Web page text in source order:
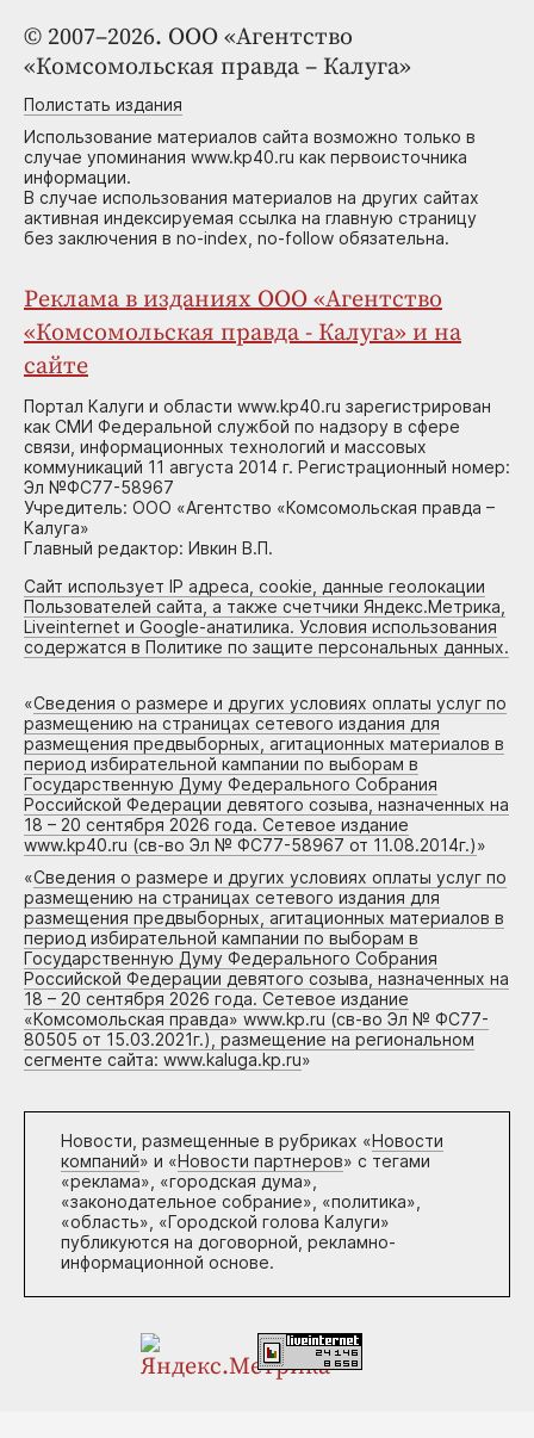
© 2007–2026. ООО «Агентство
«Комсомольская правда – Калуга»
Полистать издания
Использование материалов сайта возможно только в
случае упоминания www.kp40.ru как первоисточника
информации.
В случае использования материалов на других сайтах
активная индексируемая ссылка на главную страницу
без заключения в no-index, no-follow обязательна.
Реклама в изданиях ООО «Агентство
«Комсомольская правда - Калуга» и на
сайте
Портал Калуги и области www.kp40.ru зарегистрирован
как СМИ Федеральной службой по надзору в сфере
связи, информационных технологий и массовых
коммуникаций 11 августа 2014 г. Регистрационный номер:
Эл №ФС77-58967
Учредитель: ООО «Агентство «Комсомольская правда –
Калуга»
Главный редактор: Ивкин В.П.
Сайт использует IP адреса, cookie, данные геолокации
Пользователей сайта, а также счетчики Яндекс.Метрика,
Liveinternet и Google-анатилика. Условия использования
содержатся в Политике по защите персональных данных.
«Сведения о размере и других условиях оплаты услуг по
размещению на страницах сетевого издания для
размещения предвыборных, агитационных материалов в
период избирательной кампании по выборам в
Государственную Думу Федерального Собрания
Российской Федерации девятого созыва, назначенных на
18 – 20 сентября 2026 года. Сетевое издание
www.kp40.ru (св-во Эл № ФС77-58967 от 11.08.2014г.)»
«Сведения о размере и других условиях оплаты услуг по
размещению на страницах сетевого издания для
размещения предвыборных, агитационных материалов в
период избирательной кампании по выборам в
Государственную Думу Федерального Собрания
Российской Федерации девятого созыва, назначенных на
18 – 20 сентября 2026 года. Сетевое издание
«Комсомольская правда» www.kp.ru (св-во Эл № ФС77-
80505 от 15.03.2021г.), размещение на региональном
сегменте сайта: www.kaluga.kp.ru»
Новости, размещенные в рубриках «Новости
компаний» и «Новости партнеров» с тегами
«реклама», «городская дума»,
«законодательное собрание», «политика»,
«область», «Городской голова Калуги»
публикуются на договорной, рекламно-
информационной основе.